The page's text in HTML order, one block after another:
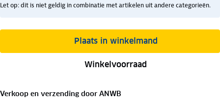
Let op: dit is niet geldig in combinatie met artikelen uit andere categorieën.
Plaats in winkelmand
Winkelvoorraad
Verkoop en verzending door ANWB